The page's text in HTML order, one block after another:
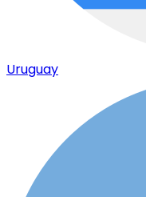
Uruguay